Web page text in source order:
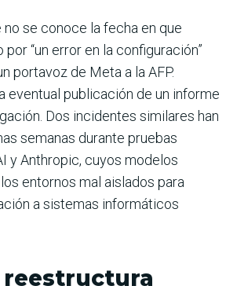
no se conoce la fecha en que
“un error en la configuración”
portavoz de Meta a la AFP.
eventual publicación de un informe
Dos incidentes similares han
semanas durante pruebas
y Anthropic, cuyos modelos
entornos mal aislados para
a sistemas informáticos
reestructura